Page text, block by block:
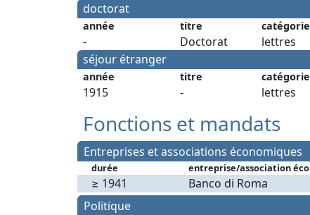
doctorat
année titre catégorie
- Doctorat lettres
séjour étranger
année titre catégorie
1915 - lettres
Fonctions et mandats
Entreprises et associations économiques
durée entreprise/association éco
≥ 1941 Banco di Roma
Politique